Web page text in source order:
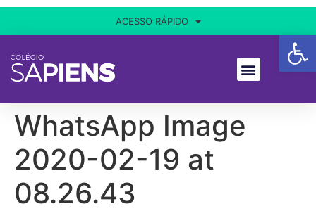
ACESSO RÁPIDO
WhatsApp Image
2020-02-19 at
08.26.43